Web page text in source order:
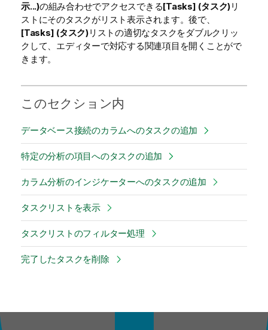
示...)の組み合わせでアクセスできる[Tasks] (タスク)リ
ストにそのタスクがリスト表示されます。後で、
[Tasks] (タスク)リストの適切なタスクをダブルクリッ
クして、エディターで対応する関連項目を開くことがで
きます。
このセクション内
データベース接続のカラムへのタスクの追加
特定の分析の項目へのタスクの追加
カラム分析のインジケーターへのタスクの追加
タスクリストを表示
タスクリストのフィルター処理
完了したタスクを削除